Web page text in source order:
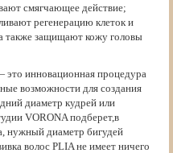
смягчающее действие;
регенерацию клеток и
также защищают кожу головы
инновационная процедура
возможности для создания
диаметр кудрей или
VORONA подберет,в
нужный диаметр бигудей
волос PLIA не имеет ничего